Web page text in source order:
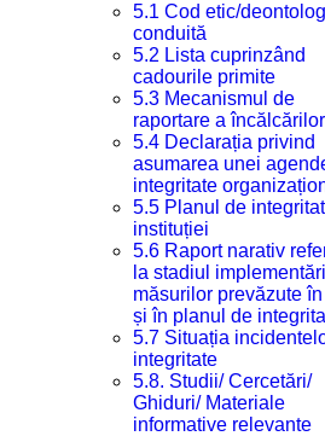
5.1 Cod etic/
conduită
5.2 Lista cuprinzând
cadourile primite
5.3 Mecanismul de
raportare a
5.4 Declarația privind
asumarea unei
integritate
5.5 Planul de
instituției
5.6 Raport narativ
la stadiul
măsurilor prevăzute
și în planul de
5.7 Situația
integritate
5.8. Studii/ Cercetări/
Ghiduri/ Materiale
informative relevante